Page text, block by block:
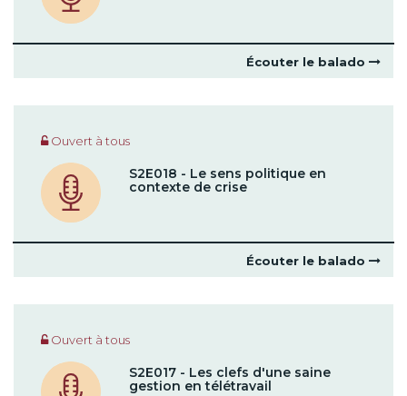
Écouter le balado
Ouvert à tous
S2E018 - Le sens politique en
contexte de crise
Écouter le balado
Ouvert à tous
S2E017 - Les clefs d'une saine
gestion en télétravail